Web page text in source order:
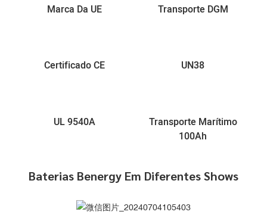
Marca Da UE Transporte DGM
Certificado CE UN38
UL 9540A
Transporte Marítimo
100Ah
Baterias Benergy Em Diferentes Shows